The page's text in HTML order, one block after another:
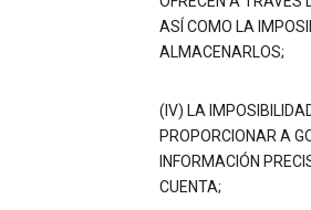
ASÍ COMO LA
ALMACENARLOS;
(IV) LA
PROPORCIONAR A
INFORMACIÓN
CUENTA;